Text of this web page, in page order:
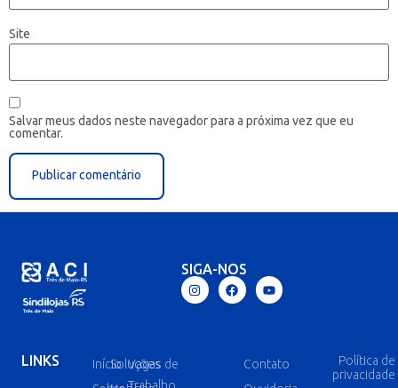
Site
Salvar meus dados neste navegador para a próxima vez que eu
comentar.
SIGA-NOS
LINKS
InícioSoluções
Vagas de
Trabalho
Contato
Política de
privacidade